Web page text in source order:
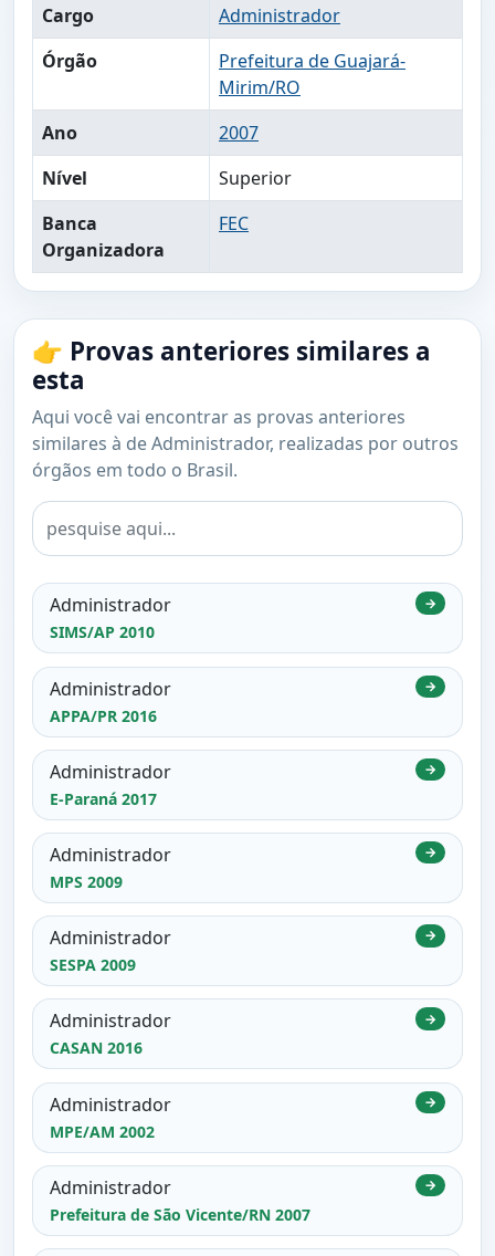
Cargo
Administrador
Órgão
Prefeitura de Guajará-
Mirim/RO
Ano
2007
Nível
Superior
Banca
Organizadora
FEC
👉 Provas anteriores similares a
esta
Aqui você vai encontrar as provas anteriores
similares à de Administrador, realizadas por outros
órgãos em todo o Brasil.
Administrador
SIMS/AP 2010
→
Administrador
APPA/PR 2016
→
Administrador
E-Paraná 2017
→
Administrador
MPS 2009
→
Administrador
SESPA 2009
→
Administrador
CASAN 2016
→
Administrador
MPE/AM 2002
→
Administrador
Prefeitura de São Vicente/RN 2007
→